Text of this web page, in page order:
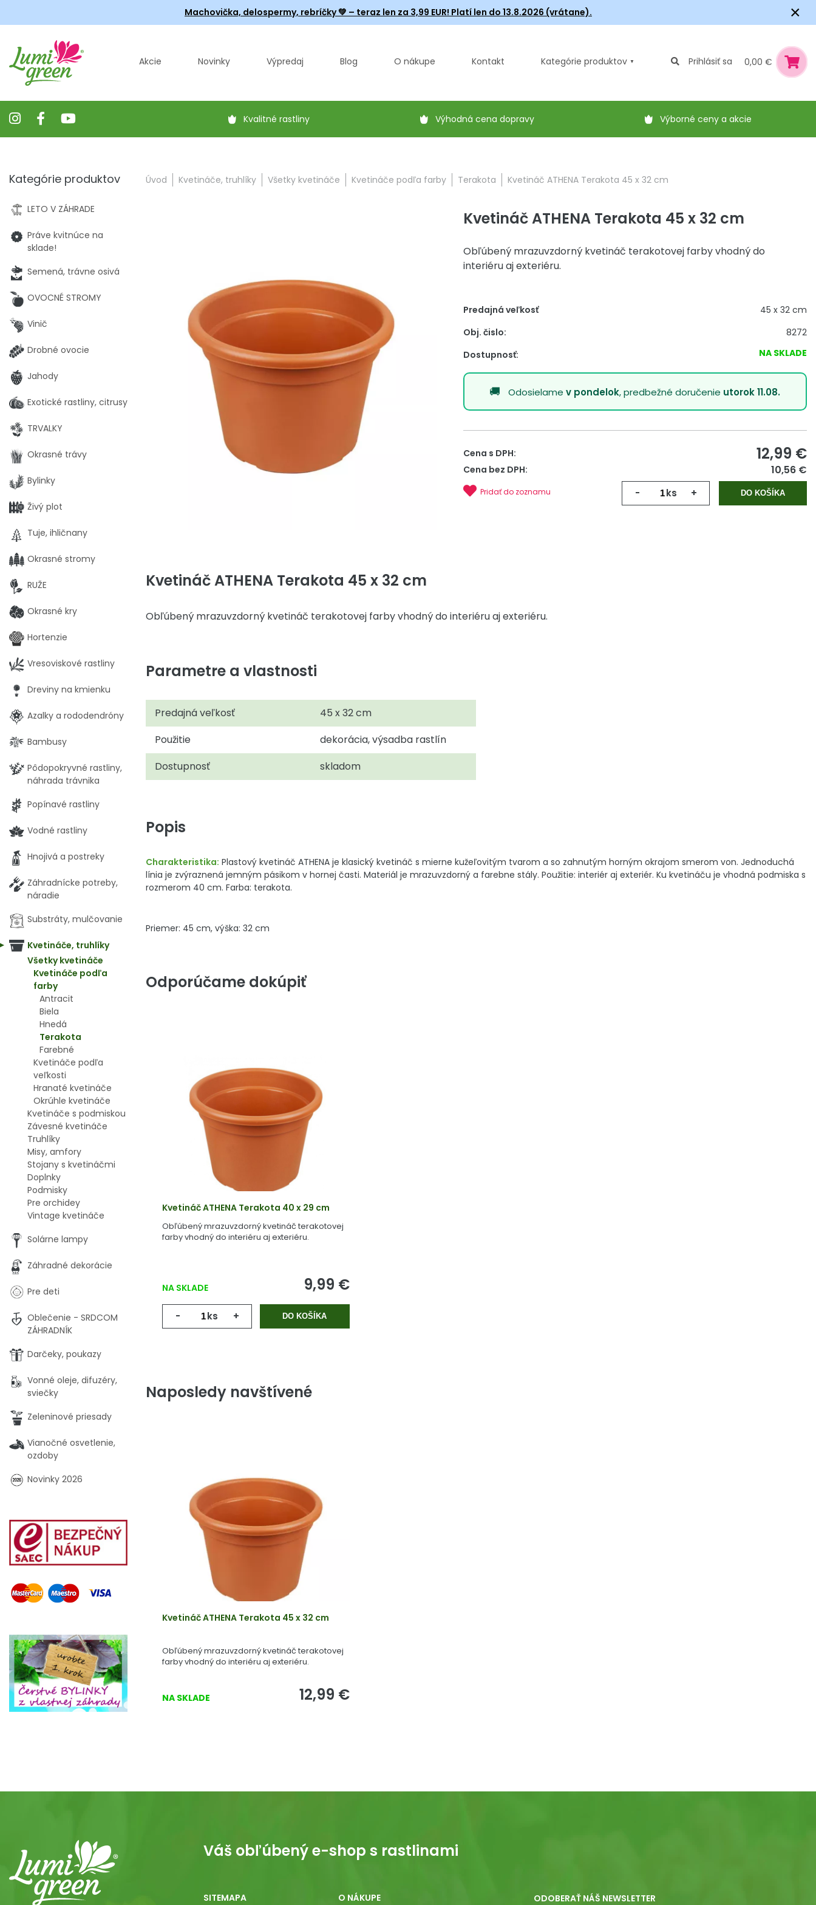
Machovička, delospermy, rebríčky💚 – teraz len za 3,99 EUR! Platí len do 13.8.2026 (vrátane). ×
Akcie Novinky Výpredaj Blog O nákupe Kontakt Kategórie produktov Prihlásiť sa 0,00 €
Kvalitné rastliny Výhodná cena dopravy Výborné ceny a akcie
Úvod Kvetináče, truhlíky Všetky kvetináče Kvetináče podľa farby Terakota Kvetináč ATHENA Terakota 45 x 32 cm
Kvetináč ATHENA Terakota 45 x 32 cm
Obľúbený mrazuvzdorný kvetináč terakotovej farby vhodný do
interiéru aj exteriéru.
Predajná veľkosť
45 x 32 cm
Obj. čislo:
8272
Dostupnosť:
NA SKLADE
Odosielamev pondelok, predbežné doručenie utorok 11.08.
Cena s DPH: 12,99 €
Cena bez DPH: 10,56 €
- ks + DO KOŠÍKA
Pridať do zoznamu
Kvetináč ATHENA Terakota 45 x 32 cm
Obľúbený mrazuvzdorný kvetináč terakotovej farby vhodný do interiéru aj exteriéru.
Parametre a vlastnosti
Predajná veľkosť
45 x 32 cm
Použitie
dekorácia, výsadba rastlín
Dostupnosť
skladom
Popis
Charakteristika: Plastový kvetináč ATHENA je klasický kvetináč s mierne kužeľovitým tvarom a so zahnutým horným okrajom smerom von. Jednoduchá
línia je zvýraznená jemným pásikom v hornej časti. Materiál je mrazuvzdorný a farebne stály. Použitie: interiér aj exteriér. Ku kvetináču je vhodná podmiska s
rozmerom 40 cm. Farba: terakota.
Priemer: 45 cm, výška: 32 cm
Odporúčame dokúpiť
Kvetináč ATHENA Terakota 40 x 29 cm
Obľúbený mrazuvzdorný kvetináč terakotovej
farby vhodný do interiéru aj exteriéru.
NA SKLADE 9,99 €
- ks + DO KOŠÍKA
Naposledy navštívené
Kvetináč ATHENA Terakota 45 x 32 cm
Obľúbený mrazuvzdorný kvetináč terakotovej
farby vhodný do interiéru aj exteriéru.
NA SKLADE 12,99 €
Kategórie produktov
LETO V ZÁHRADE
Práve kvitnúce na
sklade!
Semená, trávne osivá
OVOCNÉ STROMY
Vinič
Drobné ovocie
Jahody
Exotické rastliny, citrusy
TRVALKY
Okrasné trávy
Bylinky
Živý plot
Tuje, ihličnany
Okrasné stromy
RUŽE
Okrasné kry
Hortenzie
Vresoviskové rastliny
Dreviny na kmienku
Azalky a rododendróny
Bambusy
Pôdopokryvné rastliny,
náhrada trávnika
Popínavé rastliny
Vodné rastliny
Hnojivá a postreky
Záhradnícke potreby,
náradie
Substráty, mulčovanie
Kvetináče, truhlíky
Všetky kvetináče
Kvetináče podľa
farby
Antracit
Biela
Hnedá
Terakota
Farebné
Kvetináče podľa
veľkosti
Hranaté kvetináče
Okrúhle kvetináče
Kvetináče s podmiskou
Závesné kvetináče
Truhlíky
Misy, amfory
Stojany s kvetináčmi
Doplnky
Podmisky
Pre orchidey
Vintage kvetináče
Solárne lampy
Záhradné dekorácie
Pre deti
Oblečenie - SRDCOM
ZÁHRADNÍK
Darčeky, poukazy
Vonné oleje, difuzéry,
sviečky
Zeleninové priesady
Vianočné osvetlenie,
ozdoby
Novinky 2026
Váš obľúbený e-shop s rastlinami
SITEMAPA O NÁKUPE ODOBERAŤ NÁŠ NEWSLETTER